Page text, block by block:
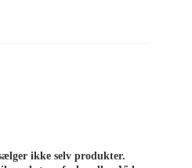
ikke selv produkter.